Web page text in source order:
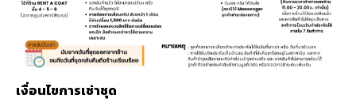
เงื่อนไขการเช่าชุด